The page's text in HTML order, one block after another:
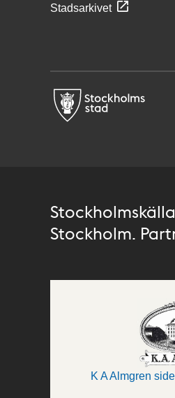
Stadsarkivet
Stockholm.
K A Almgren